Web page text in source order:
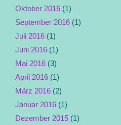
Oktober 2016 (1)
September 2016 (1)
Juli 2016 (1)
Juni 2016 (1)
Mai 2016 (3)
April 2016 (1)
März 2016 (2)
Januar 2016 (1)
Dezember 2015 (1)